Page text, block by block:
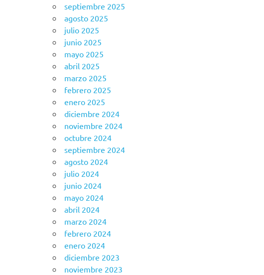
septiembre 2025
agosto 2025
julio 2025
junio 2025
mayo 2025
abril 2025
marzo 2025
febrero 2025
enero 2025
diciembre 2024
noviembre 2024
octubre 2024
septiembre 2024
agosto 2024
julio 2024
junio 2024
mayo 2024
abril 2024
marzo 2024
febrero 2024
enero 2024
diciembre 2023
noviembre 2023